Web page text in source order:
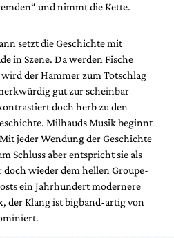
und nimmt die Kette.
setzt die Geschichte mit
in Szene. Da werden Fische
der Hammer zum Totschlag
gut zur scheinbar
doch herb zu den
Milhauds Musik beginnt
jeder Wendung der Geschichte
Schluss aber entspricht sie als
wieder dem hellen Groupe-
ein Jahrhundert modernere
der Klang ist bigband-artig von